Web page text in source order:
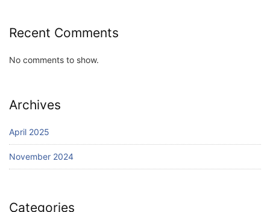
Recent Comments
No comments to show.
Archives
April 2025
November 2024
Categories